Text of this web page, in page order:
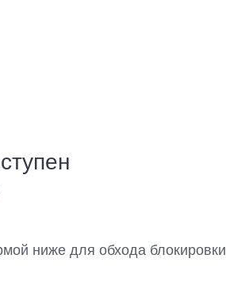
ниже для обхода блокировки